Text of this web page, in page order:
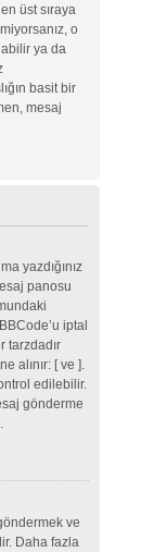
üst sıraya
o
ya da
basit bir
mesaj
yazdığınız
panosu
iptal
tarzdadır
alınır: [ ve ].
edilebilir.
gönderme
ve
Daha fazla